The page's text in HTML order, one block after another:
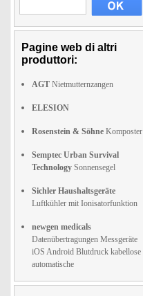
Pagine web di altri
produttori:
AGT Nietmutternzangen
ELESION
Rosenstein & Söhne Komposter
Semptec Urban Survival
Technology Sonnensegel
Sichler Haushaltsgeräte
Luftkühler mit Ionisatorfunktion
newgen medicals
Datenübertragungen Messgeräte
iOS Android Blutdruck kabellose
automatische